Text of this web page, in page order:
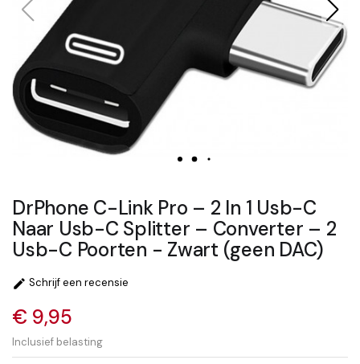
DrPhone C-Link Pro – 2 In 1 Usb-C
Naar Usb-C Splitter – Converter – 2
Usb-C Poorten - Zwart (geen DAC)
 Schrijf een recensie
€ 9,95
Inclusief belasting